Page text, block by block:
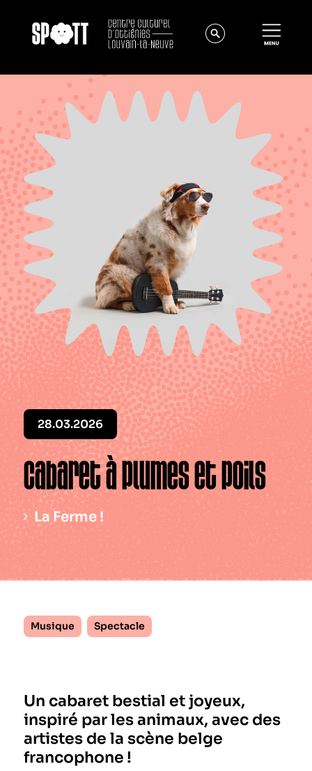
Équipe
Instances
Offres d'emploi
Le périodique
Infos pratiques
Contact
28.03.2026
Cabaret à plumes et poils
La Ferme !
Musique Spectacle
Un cabaret bestial et joyeux,
inspiré par les animaux, avec des
artistes de la scène belge
francophone !